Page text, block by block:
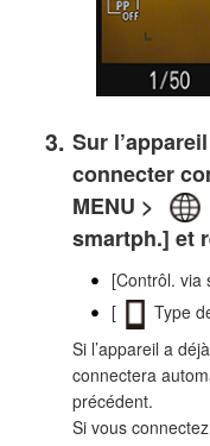
Sur
connecter
MENU >
smartph.] et
[Contrôl. via
[
Type
Si l’appareil a
connectera
précédent.
Si vous